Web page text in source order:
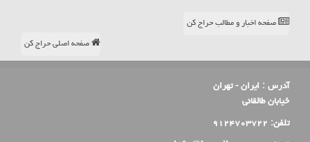
صفحه اخبار و مطالب حراج کن
صفحه اصلی حراج کن
آدرس : ایران - تهران
خیابان طالقانی
تلفن: ۹۱۲۴۷۰۳۷۲۲